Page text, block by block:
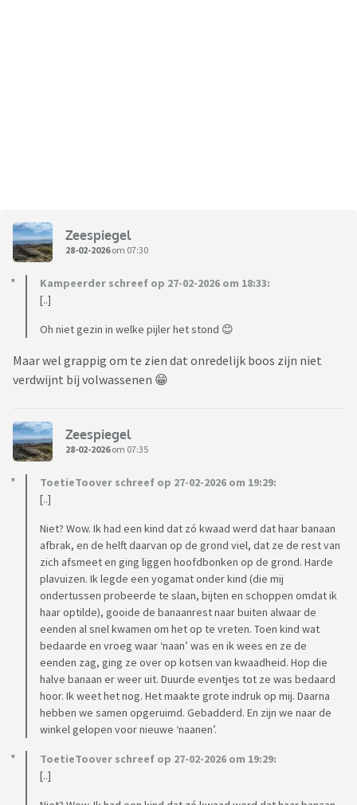
Zeespiegel
28-02-2026om 07:30
Kampeerder schreef op 27-02-2026 om 18:33:
[..]
Oh niet gezin in welke pijler het stond 😊
Maar wel grappig om te zien dat onredelijk boos zijn niet
verdwijnt bij volwassenen 😁
Zeespiegel
28-02-2026om 07:35
ToetieToover schreef op 27-02-2026 om 19:29:
[..]
Niet? Wow. Ik had een kind dat zó kwaad werd dat haar banaan
afbrak, en de helft daarvan op de grond viel, dat ze de rest van
zich afsmeet en ging liggen hoofdbonken op de grond. Harde
plavuizen. Ik legde een yogamat onder kind (die mij
ondertussen probeerde te slaan, bijten en schoppen omdat ik
haar optilde), gooide de banaanrest naar buiten alwaar de
eenden al snel kwamen om het op te vreten. Toen kind wat
bedaarde en vroeg waar ‘naan’ was en ik wees en ze de
eenden zag, ging ze over op kotsen van kwaadheid. Hop die
halve banaan er weer uit. Duurde eventjes tot ze was bedaard
hoor. Ik weet het nog. Het maakte grote indruk op mij. Daarna
hebben we samen opgeruimd. Gebadderd. En zijn we naar de
winkel gelopen voor nieuwe ‘naanen’.
ToetieToover schreef op 27-02-2026 om 19:29:
[..]